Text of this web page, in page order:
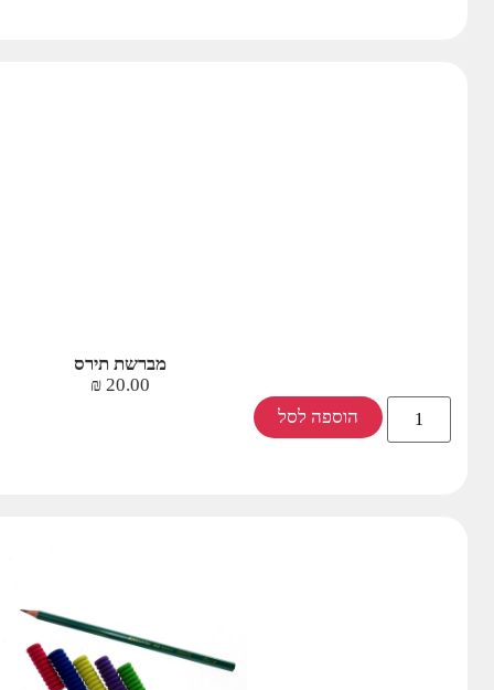
מברשת תירס
20.00
₪
הוספה לסל